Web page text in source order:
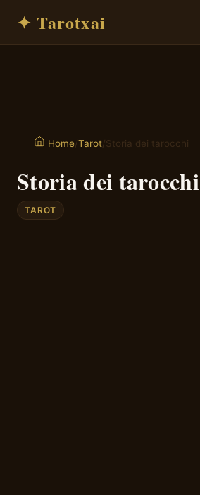
✦ Tarotxai
Home/Tarot/Storia dei tarocchi
Storia dei tarocchi
TAROT